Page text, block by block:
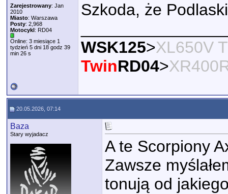
Zarejestrowany: Jan
2010
Miasto: Warszawa
Posty: 2,968
Motocykl: RD04
Online: 3 miesiące 1
tydzień 5 dni 18 godz 39
min 26 s
Szkoda, że
WSK125>XL650V
TwinRD04>
20.05.2026, 07:14
Baza
Stary wyjadacz
A te Scorpiony
Zawsze
tonują od